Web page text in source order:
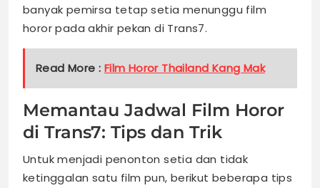
banyak pemirsa tetap setia menunggu film
horor pada akhir pekan di Trans7.
Read More : Film Horor Thailand Kang Mak
Memantau Jadwal Film Horor
di Trans7: Tips dan Trik
Untuk menjadi penonton setia dan tidak
ketinggalan satu film pun, berikut beberapa tips